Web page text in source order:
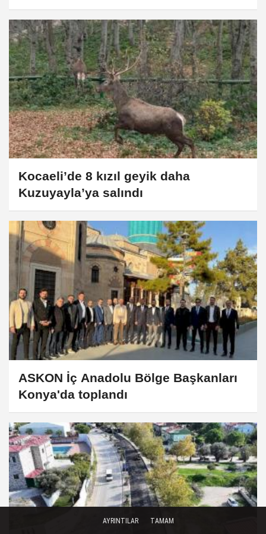
Kocaeli’de 8 kızıl geyik daha
Kuzuyayla’ya salındı
ASKON İç Anadolu Bölge Başkanları
Konya'da toplandı
AYRINTILAR TAMAM